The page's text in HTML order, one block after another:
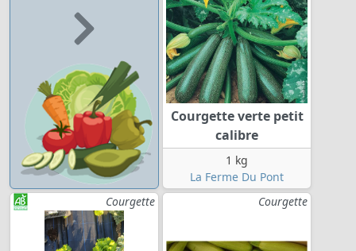
Courgette verte petit
calibre
1 kg
La Ferme Du Pont
Courgette
Courgette